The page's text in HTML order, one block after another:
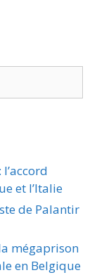
et l’Italie
de Palantir
mégaprison
en Belgique